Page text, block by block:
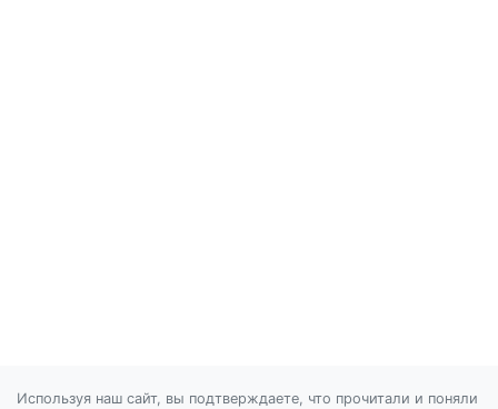
Используя наш сайт, вы подтверждаете, что прочитали и поняли